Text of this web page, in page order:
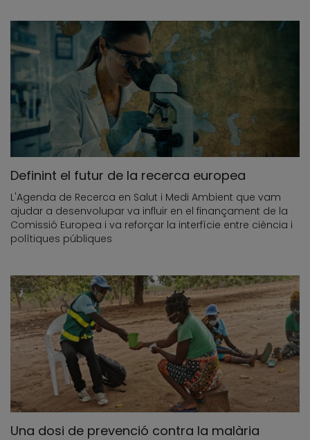
Definint el futur de la recerca europea
L'Agenda de Recerca en Salut i Medi Ambient que vam
ajudar a desenvolupar va influir en el finançament de la
Comissió Europea i va reforçar la interfície entre ciència i
polítiques públiques
Una dosi de prevenció contra la malària